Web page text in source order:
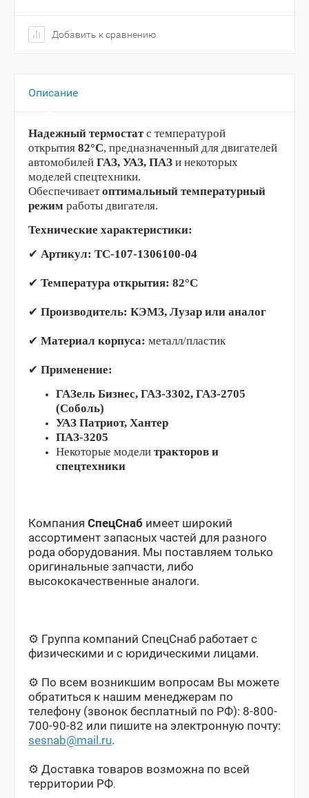
Добавить к сравнению
Описание
Надежный термостатс температурой
открытия 82°C, предназначенный для двигателей
автомобилей ГАЗ, УАЗ, ПАЗ и некоторых
моделей спецтехники.
Обеспечиваетоптимальный температурный
режим работы двигателя.
Технические характеристики:
✔ Артикул: ТС-107-1306100-04
✔ Температура открытия: 82°C
✔ Производитель: КЭМЗ, Лузар или аналог
✔ Материал корпуса: металл/пластик
✔ Применение:
ГАЗель Бизнес, ГАЗ-3302, ГАЗ-2705
(Соболь)
УАЗ Патриот, Хантер
ПАЗ-3205
Некоторые модели тракторов и
спецтехники
Компания СпецСнаб имеет широкий
ассортимент запасных частей для разного
рода оборудования. Мы поставляем только
оригинальные запчасти, либо
высококачественные аналоги.
⚙️ Группа компаний СпецСнаб работает с
физическими и с юридическими лицами.
⚙️ По всем возникшим вопросам Вы можете
обратиться к нашим менеджерам по
телефону (звонок бесплатный по РФ): 8-800-
700-90-82 или пишите на электронную почту:
sesnab@mail.ru.
⚙️ ️ Доставка товаров возможна по всей
территории РФ.